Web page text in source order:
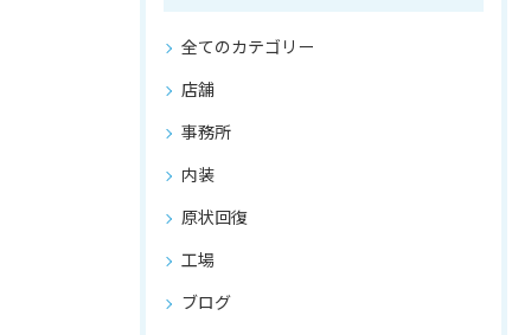
全てのカテゴリー
店舗
事務所
内装
原状回復
工場
ブログ